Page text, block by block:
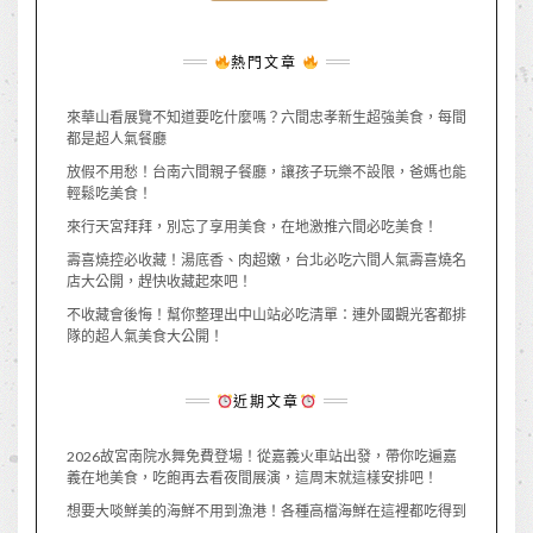
熱門文章
來華山看展覽不知道要吃什麼嗎？六間忠孝新生超強美食，每間
都是超人氣餐廳
放假不用愁！台南六間親子餐廳，讓孩子玩樂不設限，爸媽也能
輕鬆吃美食！
來行天宮拜拜，別忘了享用美食，在地激推六間必吃美食！
壽喜燒控必收藏！湯底香、肉超嫩，台北必吃六間人氣壽喜燒名
店大公開，趕快收藏起來吧！
不收藏會後悔！幫你整理出中山站必吃清單：連外國觀光客都排
隊的超人氣美食大公開！
近期文章
2026故宮南院水舞免費登場！從嘉義火車站出發，帶你吃遍嘉
義在地美食，吃飽再去看夜間展演，這周末就這樣安排吧！
想要大啖鮮美的海鮮不用到漁港！各種高檔海鮮在這裡都吃得到